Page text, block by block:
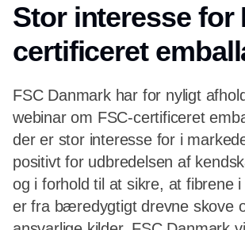
Stor interesse for
certificeret
FSC Danmark har for nyligt
webinar om FSC-certificeret
der er stor interesse for i
positivt for udbredelsen af
og i forhold til at sikre, at fibrene
er fra bæredygtigt drevne skove